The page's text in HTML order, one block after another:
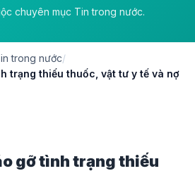
chuyên mục Tin trong nước.
trong nước/
trạng thiếu thuốc, vật tư y tế và nợ
gỡ tình trạng thiếu